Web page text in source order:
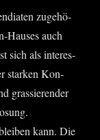
zuge­hö­
Hau­ses auch
sich als inter­es­
star­ken Kon­
gras­sie­ren­der
kann. Die